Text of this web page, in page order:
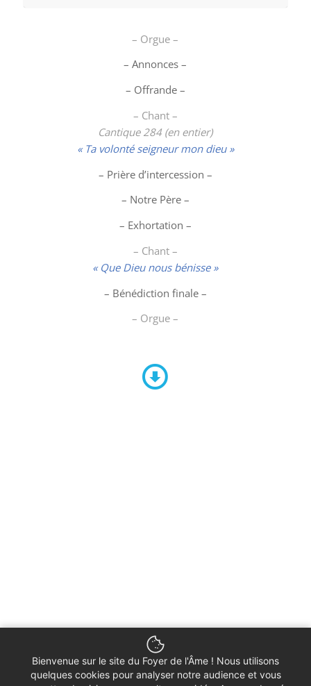
– Orgue –
– Annonces –
– Offrande –
– Chant –
Cantique 284 (en entier)
« Ta volonté seigneur mon dieu »
– Prière d’intercession –
– Notre Père –
– Exhortation –
– Chant –
« Que Dieu nous bénisse »
– Bénédiction finale –
– Orgue –
Bienvenue sur le site du Foyer de l'Âme ! Nous utilisons
quelques cookies pour analyser notre audience et vous